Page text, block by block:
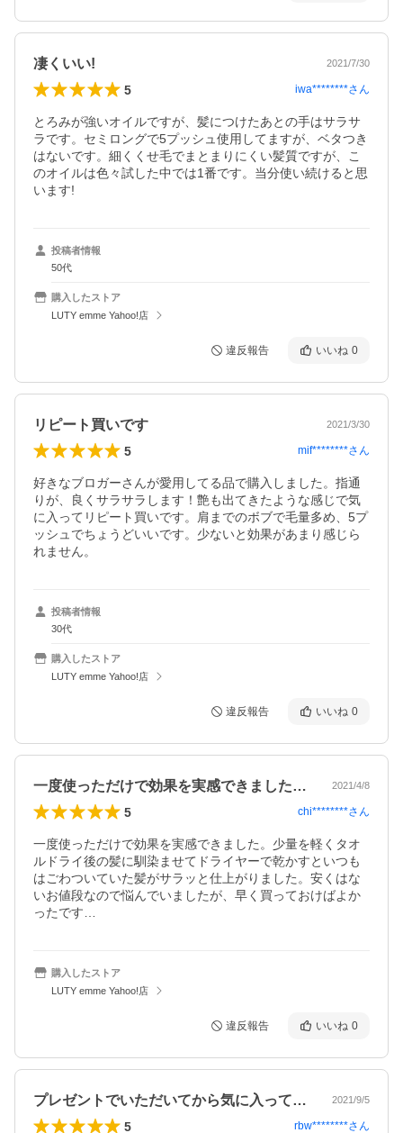
凄くいい! 2021/7/30
5 iwa********さん
とろみが強いオイルですが、髪につけたあとの手はサラサ
ラです。セミロングで5プッシュ使用してますが、ベタつき
はないです。細くくせ毛でまとまりにくい髪質ですが、こ
のオイルは色々試した中では1番です。当分使い続けると思
います!
投稿者情報
50代
購入したストア
LUTY emme Yahoo!店
違反報告 いいね 0
リピート買いです 2021/3/30
5 mif********さん
好きなブロガーさんが愛用してる品で購入しました。指通
りが、良くサラサラします！艶も出てきたような感じで気
に入ってリピート買いです。肩までのボブで毛量多め、5プ
ッシュでちょうどいいです。少ないと効果があまり感じら
れません。
投稿者情報
30代
購入したストア
LUTY emme Yahoo!店
違反報告 いいね 0
一度使っただけで効果を実感できました。… 2021/4/8
5 chi********さん
一度使っただけで効果を実感できました。少量を軽くタオ
ルドライ後の髪に馴染ませてドライヤーで乾かすといつも
はごわついていた髪がサラッと仕上がりました。安くはな
いお値段なので悩んでいましたが、早く買っておけばよか
ったです…
購入したストア
LUTY emme Yahoo!店
違反報告 いいね 0
プレゼントでいただいてから気に入って使… 2021/9/5
5 rbw********さん